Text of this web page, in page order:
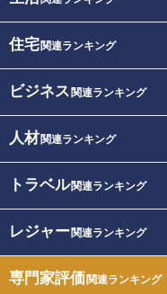
住宅関連ランキング
ビジネス 関連ランキング
人材関連ランキング
トラベル関連ランキング
レジャー関連ランキング
専門家評価関連ランキング